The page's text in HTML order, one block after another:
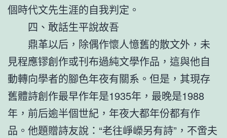
個時代文先生涯的自我判定。
四、敢話生平說故吾
鼎革以后，除偶作懷人憶舊的散文外，未
見程應镠創作或刊布過純文學作品，這與他自
動轉向學者的腳色年夜有關系。但是，其現存
舊體詩創作最早作年是1935年，最晚是1988
年，前后逾半個世紀，年夜大都年份都有作
品。他題贈詩友說：“老往崢嶸另有詩”，不啻夫